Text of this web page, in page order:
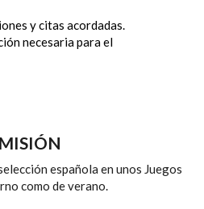
y citas acordadas.
necesaria para el
española en unos Juegos
como de verano.